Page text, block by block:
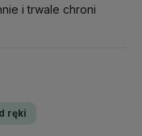
i trwale chroni
ręki